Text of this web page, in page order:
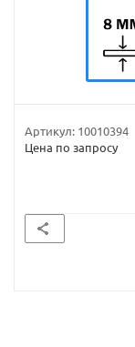
Артикул: 10010394
Цена по запросу